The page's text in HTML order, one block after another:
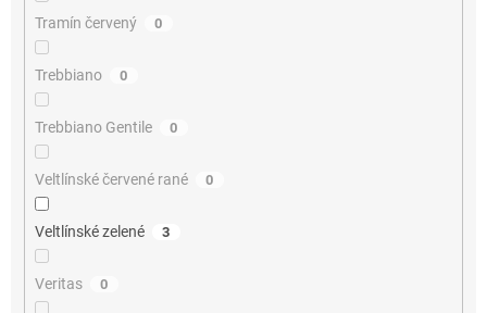
Tramín červený 0
Trebbiano 0
Trebbiano Gentile 0
Veltlínské červené rané 0
Veltlínské zelené 3
Veritas 0